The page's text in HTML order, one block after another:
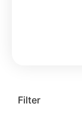
Filter